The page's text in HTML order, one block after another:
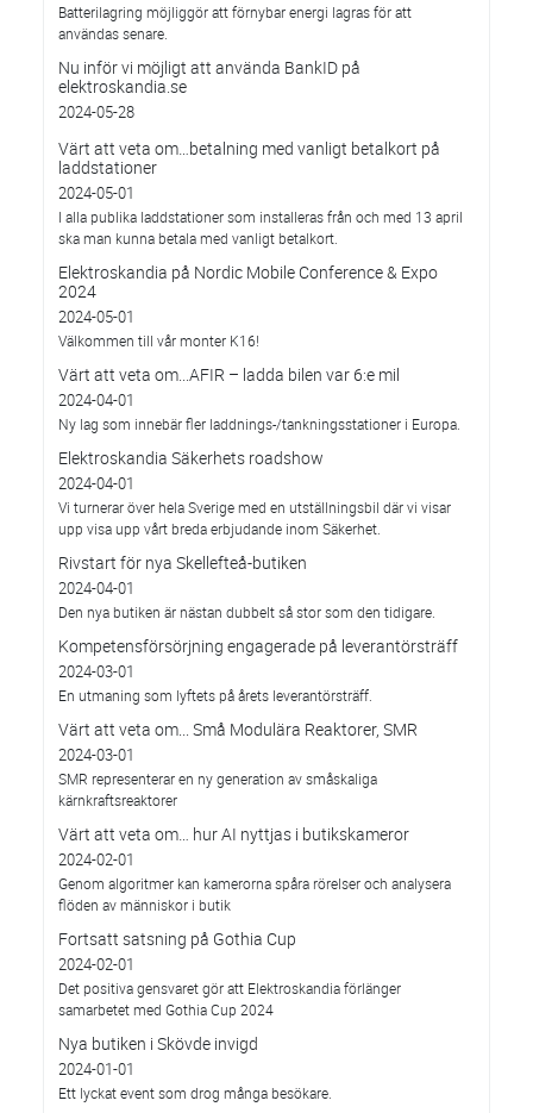
Batterilagring möjliggör att förnybar energi lagras för att
användas senare.
Nu inför vi möjligt att använda BankID på
elektroskandia.se
2024-05-28
Värt att veta om…betalning med vanligt betalkort på
laddstationer
2024-05-01
I alla publika laddstationer som installeras från och med 13 april
ska man kunna betala med vanligt betalkort.
Elektroskandia på Nordic Mobile Conference & Expo
2024
2024-05-01
Välkommen till vår monter K16!
Värt att veta om...AFIR – ladda bilen var 6:e mil
2024-04-01
Ny lag som innebär fler laddnings-/tankningsstationer i Europa.
Elektroskandia Säkerhets roadshow
2024-04-01
Vi turnerar över hela Sverige med en utställningsbil där vi visar
upp visa upp vårt breda erbjudande inom Säkerhet.
Rivstart för nya Skellefteå-butiken
2024-04-01
Den nya butiken är nästan dubbelt så stor som den tidigare.
Kompetensförsörjning engagerade på leverantörsträff
2024-03-01
En utmaning som lyftets på årets leverantörsträff.
Värt att veta om... Små Modulära Reaktorer, SMR
2024-03-01
SMR representerar en ny generation av småskaliga
kärnkraftsreaktorer
Värt att veta om… hur AI nyttjas i butikskameror
2024-02-01
Genom algoritmer kan kamerorna spåra rörelser och analysera
flöden av människor i butik
Fortsatt satsning på Gothia Cup
2024-02-01
Det positiva gensvaret gör att Elektroskandia förlänger
samarbetet med Gothia Cup 2024
Nya butiken i Skövde invigd
2024-01-01
Ett lyckat event som drog många besökare.